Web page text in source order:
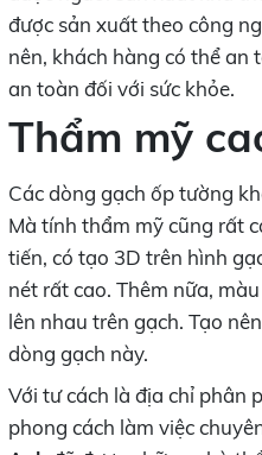
được sản xuất theo công
nên, khách hàng có thể an
an toàn đối với sức khỏe.
Thẩm mỹ
Các dòng gạch ốp tường
Mà tính thẩm mỹ cũng rất
tiến, có tạo 3D trên hình
nét rất cao. Thêm nữa,
lên nhau trên gạch. Tạo
dòng gạch này.
Với tư cách là địa chỉ phân
phong cách làm việc